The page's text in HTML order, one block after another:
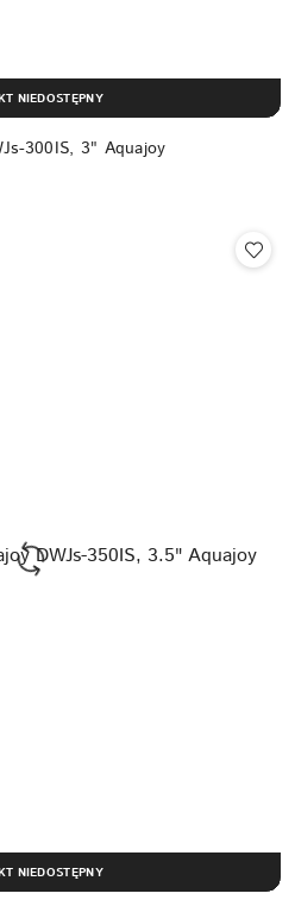
300IS, 3" Aquajoy
NIEDOSTĘPNY
NIEDOSTĘPNY